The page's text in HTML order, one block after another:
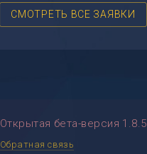
СМОТРЕТЬ ВСЕ ЗАЯВКИ
Открытая бета-версия 1.8.5
Обратная связь